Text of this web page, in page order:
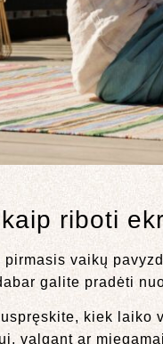
riboti
vaikų
galite pradėti
kiek laiko
valgant ar